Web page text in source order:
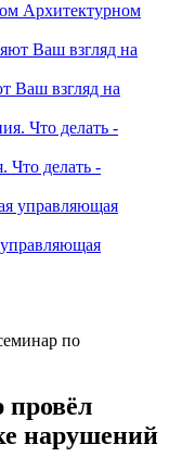
Архитектурном
Ваш взгляд на
Что делать -
управляющая
по
нарушений